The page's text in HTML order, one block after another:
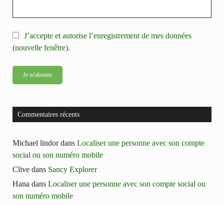
J’accepte et autorise l’enregistrement de mes données
(nouvelle fenêtre).
Commentaires récents
Michael lindordans Localiser une personne avec son compte
social ou son numéro mobile
Clive dans Sancy Explorer
Hana dans Localiser une personne avec son compte social ou
son numéro mobile